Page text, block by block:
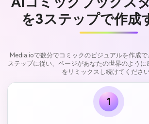
を3ステップで作成
Media.ioで数分でコミックのビジュアルを作成
ステップに従い、ページがあなたの世界のように
をリミックスし続けてください
1